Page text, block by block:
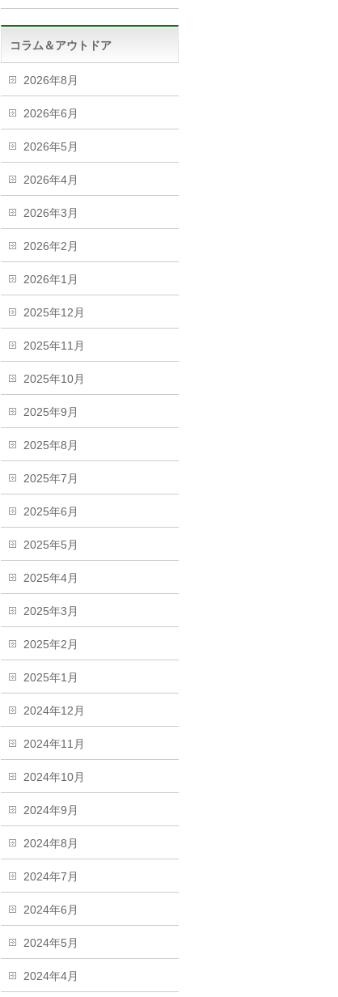
コラム＆アウトドア
2026年8月
2026年6月
2026年5月
2026年4月
2026年3月
2026年2月
2026年1月
2025年12月
2025年11月
2025年10月
2025年9月
2025年8月
2025年7月
2025年6月
2025年5月
2025年4月
2025年3月
2025年2月
2025年1月
2024年12月
2024年11月
2024年10月
2024年9月
2024年8月
2024年7月
2024年6月
2024年5月
2024年4月